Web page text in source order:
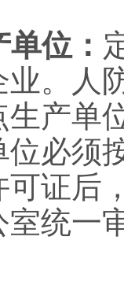
位：
业。人
产单
位必须
证后
统一